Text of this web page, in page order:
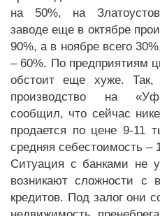
на 50%, на
заводе еще в октябре
90%, а в ноябре всего
– 60%. По предприятиям
обстоит еще хуже. Так,
производство на
сообщил, что сейчас
продается по цене 9-11
средняя себестоимость –
Ситуация с банками не
возникают сложности с
кредитов. Под залог они